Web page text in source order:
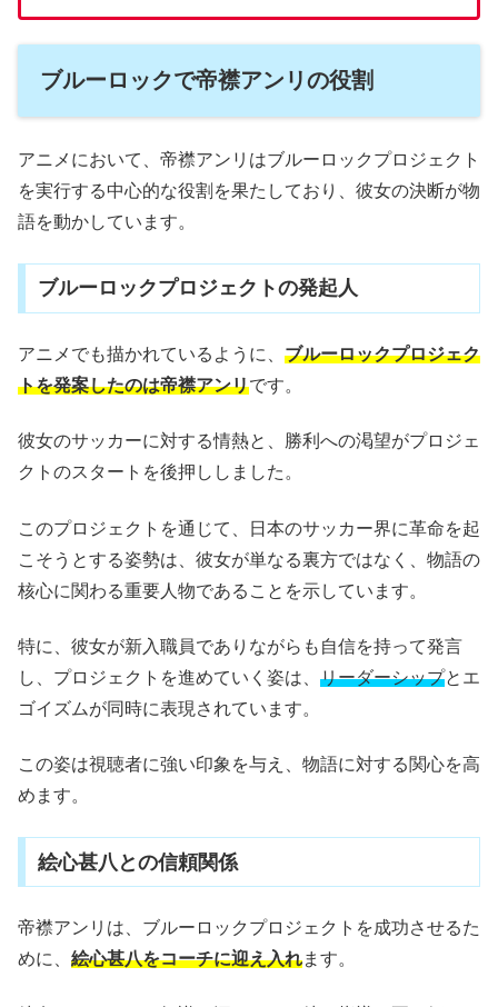
ブルーロックで帝襟アンリの役割
アニメにおいて、帝襟アンリはブルーロックプロジェクト
を実行する中心的な役割を果たしており、彼女の決断が物
語を動かしています。
ブルーロックプロジェクトの発起人
アニメでも描かれているように、 ブルーロックプロジェク
トを発案したのは帝襟アンリです。
彼女のサッカーに対する情熱と、勝利への渇望がプロジェ
クトのスタートを後押ししました。
このプロジェクトを通じて、日本のサッカー界に革命を起
こそうとする姿勢は、彼女が単なる裏方ではなく、物語の
核心に関わる重要人物であることを示しています。
特に、彼女が新入職員でありながらも自信を持って発言
し、プロジェクトを進めていく姿は、 リーダーシップとエ
ゴイズムが同時に表現されています。
この姿は視聴者に強い印象を与え、物語に対する関心を高
めます。
絵心甚八との信頼関係
帝襟アンリは、ブルーロックプロジェクトを成功させるた
めに、 絵心甚八をコーチに迎え入れます。